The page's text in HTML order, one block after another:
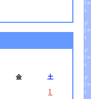
金 土
1